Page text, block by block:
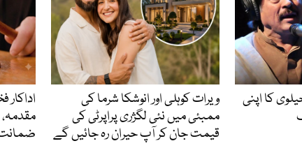
اداکار
ضمانت
ویرات کوہلی اور انوشکا شرما کی
ممبئی میں نئی لگژری پراپرٹی کی
قیمت جان کر آپ حیران رہ جائیں گے
کا اپنی